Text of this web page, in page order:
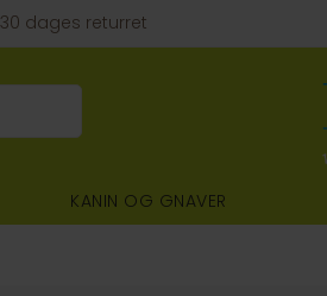
30 dages returret
KANIN OG GNAVER